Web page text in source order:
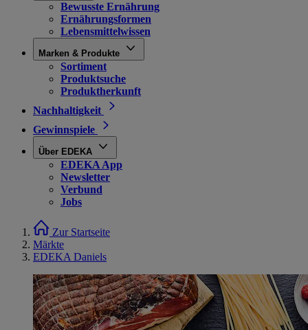
Bewusste Ernährung
Ernährungsformen
Lebensmittelwissen
Marken & Produkte
Sortiment
Produktsuche
Produktherkunft
Nachhaltigkeit
Gewinnspiele
Über EDEKA
EDEKA App
Newsletter
Verbund
Jobs
Zur Startseite
Märkte
EDEKA Daniels